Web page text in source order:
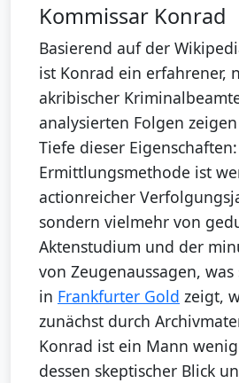
Kommissar Konrad
Basierend auf der
ist Konrad ein erfahrener,
akribischer
analysierten Folgen
Tiefe dieser
Ermittlungsmethode ist
actionreicher
sondern vielmehr von
Aktenstudium und der
von Zeugenaussagen,
in Frankfurter Gold zeigt,
zunächst durch
Konrad ist ein Mann
dessen skeptischer Blick